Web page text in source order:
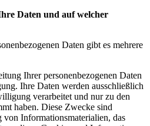
Daten und auf welcher
Daten gibt es mehrere
Ihrer personenbezogenen Daten
Ihre Daten werden ausschließlich
verarbeitet und nur zu den
haben. Diese Zwecke sind
von Informationsmaterialien, das